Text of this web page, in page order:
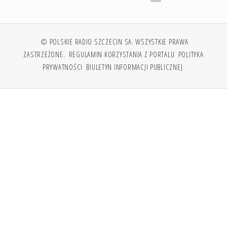
© POLSKIE RADIO SZCZECIN SA. WSZYSTKIE PRAWA
ZASTRZEŻONE. REGULAMIN KORZYSTANIA Z PORTALU POLITYKA
PRYWATNOŚCI BIULETYN INFORMACJI PUBLICZNEJ